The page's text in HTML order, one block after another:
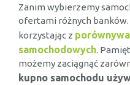
Zanim wybierzemy
ofertami różnych
korzystając z
samochodowych.
możemy zaciągnąć
kupno samochodu